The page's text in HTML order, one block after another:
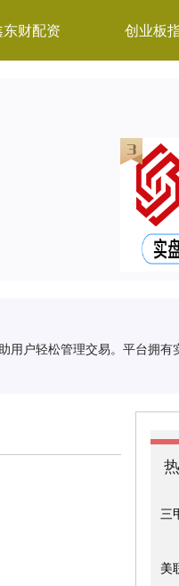
财配资 创业板
户轻松管理交易。平台拥
三
美